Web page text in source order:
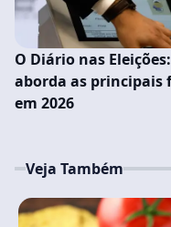
O Diário nas
aborda as principais
em 2026
Veja Também